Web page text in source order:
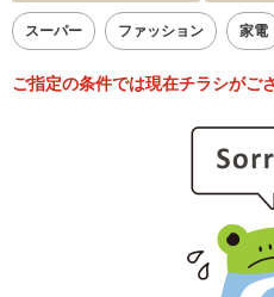
スーパー ファッション 家電
ご指定の条件では現在チラシがご